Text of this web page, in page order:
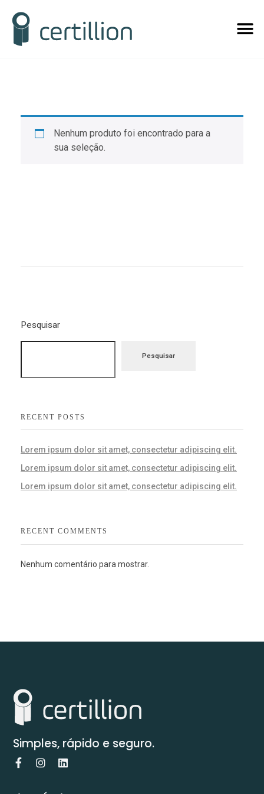
Nenhum produto foi encontrado para a
sua seleção.
Pesquisar
Pesquisar
RECENT POSTS
Lorem ipsum dolor sit amet, consectetur adipiscing elit.
Lorem ipsum dolor sit amet, consectetur adipiscing elit.
Lorem ipsum dolor sit amet, consectetur adipiscing elit.
RECENT COMMENTS
Nenhum comentário para mostrar.
Simples, rápido e seguro.